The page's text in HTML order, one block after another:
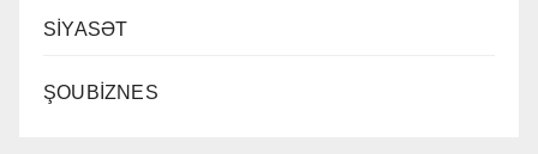
SİYASƏT
ŞOUBİZNES